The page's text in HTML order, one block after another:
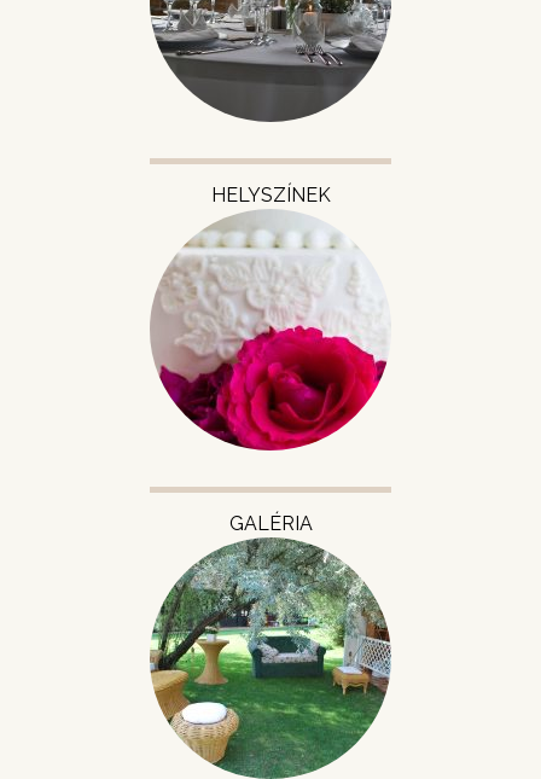
HELYSZÍNEK
GALÉRIA